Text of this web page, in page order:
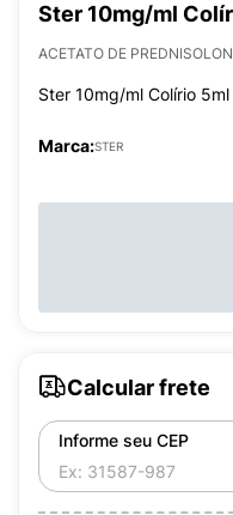
Ster 10mg/ml
ACETATO DE
Ster 10mg/ml Colírio 5ml
Marca:STER
Calcular frete
Informe seu CEP